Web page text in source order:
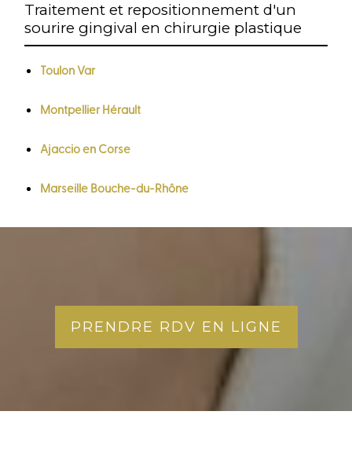
Traitement et repositionnement d'un
sourire gingival en chirurgie plastique
Toulon Var
Montpellier Hérault
Ajaccio en Corse
Marseille Bouche-du-Rhône
PRENDRE RDV EN LIGNE